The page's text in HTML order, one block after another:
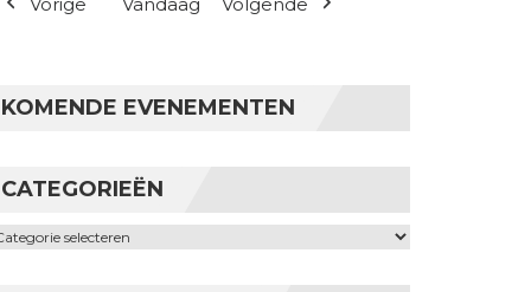
KOMENDE EVENEMENTEN
CATEGORIEËN